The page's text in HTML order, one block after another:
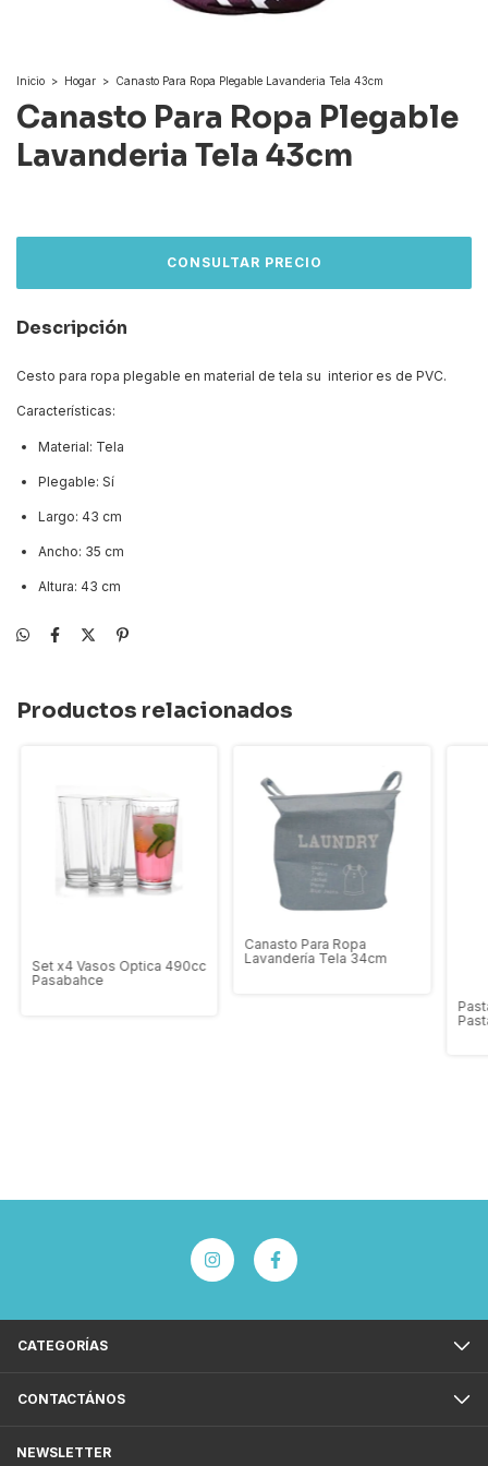
Inicio > Hogar > Canasto Para Ropa Plegable Lavanderia Tela 43cm
Canasto Para Ropa Plegable
Lavanderia Tela 43cm
Descripción
Cesto para ropa plegable en material de tela su interior es de PVC.
Características:
Material: Tela
Plegable: Sí
Largo: 43 cm
Ancho: 35 cm
Altura: 43 cm
Productos relacionados
Set x4 Vasos Optica 490cc
Pasabahce
Canasto Para Ropa
Lavandería Tela 34cm
CATEGORÍAS
CONTACTÁNOS
NEWSLETTER